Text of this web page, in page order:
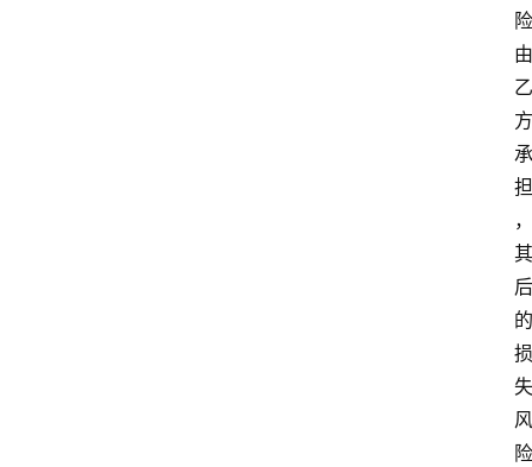
险
由
乙
方
承
担
，
其
后
的
损
失
风
险